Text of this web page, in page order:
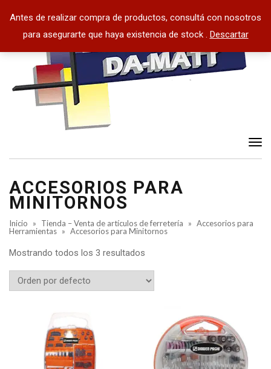
Antes de realizar compra de productos, consultá con nosotros
para asegurarte que haya existencia de stock . Descartar
ACCESORIOS PARA
MINITORNOS
Inicio » Tienda – Venta de artículos de ferretería » Accesorios para
Herramientas » Accesorios para Minitornos
Mostrando todos los 3 resultados